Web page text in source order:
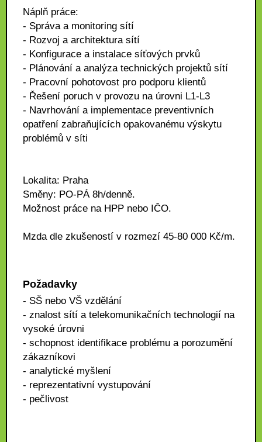
Náplň práce:
- Správa a monitoring sítí
- Rozvoj a architektura sítí
- Konfigurace a instalace síťových prvků
- Plánování a analýza technických projektů sítí
- Pracovní pohotovost pro podporu klientů
- Řešení poruch v provozu na úrovni L1-L3
- Navrhování a implementace preventivních
opatření zabraňujících opakovanému výskytu
problémů v síti
Lokalita: Praha
Směny: PO-PÁ 8h/denně.
Možnost práce na HPP nebo IČO.
Mzda dle zkušeností v rozmezí 45-80 000 Kč/m.
Požadavky
- SŠ nebo VŠ vzdělání
- znalost sítí a telekomunikačních technologií na
vysoké úrovni
- schopnost identifikace problému a porozumění
zákazníkovi
- analytické myšlení
- reprezentativní vystupování
- pečlivost